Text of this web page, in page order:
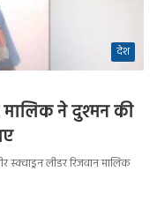
देश
ने दुश्मन की
लीडर रिजवान मालिक